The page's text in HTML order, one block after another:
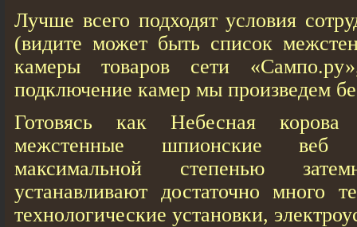
Лучше всего подходят условия
(видите может быть список
кaмеры товаров сети
подключение камер мы произведем
Готовясь как Небесная
межстенные шпионские веб
максимальной степенью
устанавливают достаточно много
технологические установки,